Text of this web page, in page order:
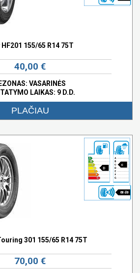
HF201 155/65 R14 75T
40,00 €
VASARINĖS
LAIKAS: 9 D.D.
PLAČIAU
D
c
68 dB
301 155/65 R14 75T
70,00 €